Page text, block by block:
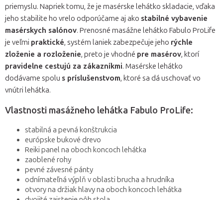
priemyslu. Napriek tomu, že je masérske lehátko skladacie, vďaka
jeho stabilite ho vrelo odporúčame aj ako stabilné vybavenie
masérskych salónov. Prenosné masážne lehátko Fabulo ProLife
je veľmi praktické, systém laniek zabezpečuje jeho rýchle
zloženie a rozloženie, preto je vhodné pre masérov, ktorí
pravidelne cestujú za zákazníkmi. Masérske lehátko
dodávame spolu s príslušenstvom, ktoré sa dá uschovať vo
vnútri lehátka.
Vlastnosti masážneho lehátka Fabulo ProLife:
stabilná a pevná konštrukcia
európske bukové drevo
Reiki panel na oboch koncoch lehátka
zaoblené rohy
pevné závesné pánty
odnímateľná výplň v oblasti brucha a hrudníka
otvory na držiak hlavy na oboch koncoch lehátka